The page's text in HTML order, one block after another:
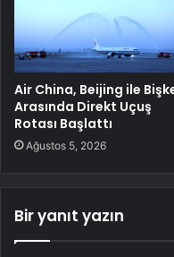
Air China, Beijing ile
Arasında Direkt Uçuş
Rotası Başlattı
Ağustos 5, 2026
Bir yanıt yazın